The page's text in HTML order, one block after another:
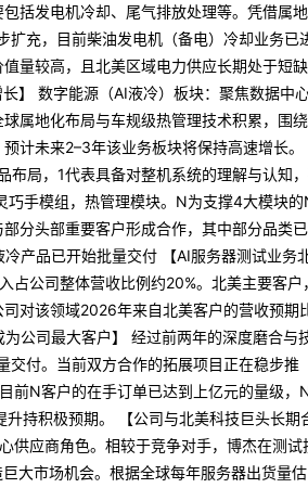
括发电机冷却、尾气排放处理等。凭借属
充，目前柴油发电机（备电）冷却业务已
量较高，且北美区域电力供应长期处于短
】 数字能源（AI液冷）板块：聚焦数据中心
属地化布局与车规级热管理技术积累，围
计未来2–3年该业务板块将保持高速增长。
布局，1代表具备对整机系统的理解与认知
手模组，热管理模块。N为支撑4大模块的
分头部重要客户形成合作，其中部分品类
产品已开始批量交付 【AI服务器测试业务
公司整体营收比例约20%。北美主要客户，
对该领域2026年来自北美客户的营收预期
公司最大客户】 经过前两年的深度磨合与
付。当前双方合作的拓展项目正在稳步推
前N客户的在手订单已达到上亿元的量级，
持积极预期。 【公司与北美科技巨头长期
供应商角色。相较于竞争对手，博杰在测试
大市场机会。根据全球每年服务器出货量估